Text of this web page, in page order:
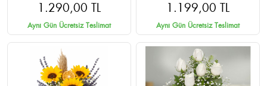
1.290,00 TL
Aynı Gün Ücretsiz Teslimat
1.199,00 TL
Aynı Gün Ücretsiz Teslimat